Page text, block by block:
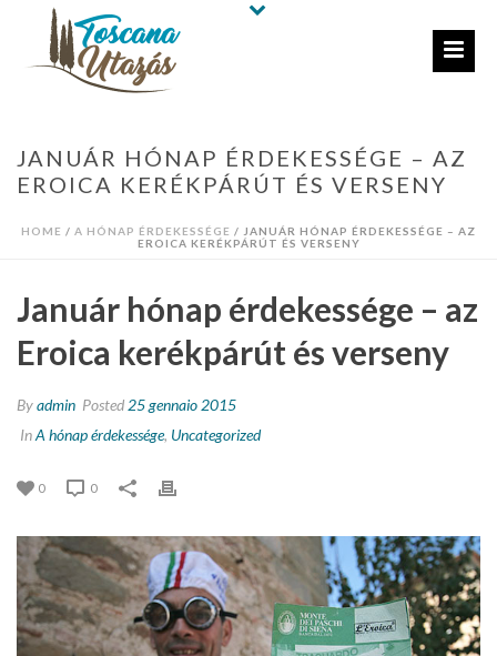
JANUÁR HÓNAP ÉRDEKESSÉGE – AZ
EROICA KERÉKPÁRÚT ÉS VERSENY
HOME / A HÓNAP ÉRDEKESSÉGE / JANUÁR HÓNAP ÉRDEKESSÉGE – AZ
EROICA KERÉKPÁRÚT ÉS VERSENY
Január hónap érdekessége – az
Eroica kerékpárút és verseny
Byadmin Posted 25 gennaio 2015
InA hónap érdekessége, Uncategorized
0 0